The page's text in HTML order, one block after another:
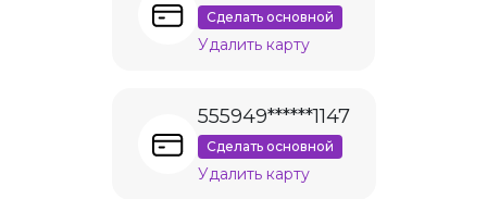
Сделать основной
Удалить карту
555949******1147
Сделать основной
Удалить карту